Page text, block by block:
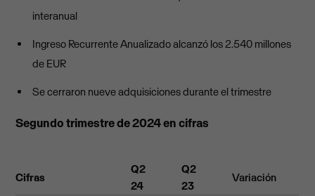
interanual
Ingreso Recurrente Anualizado alcanzó los 2.540 millones
de EUR
Se cerraron nueve adquisiciones durante el trimestre
Segundo trimestre de 2024 en cifras
Cifras
Q2
24
Q2
23
Variación